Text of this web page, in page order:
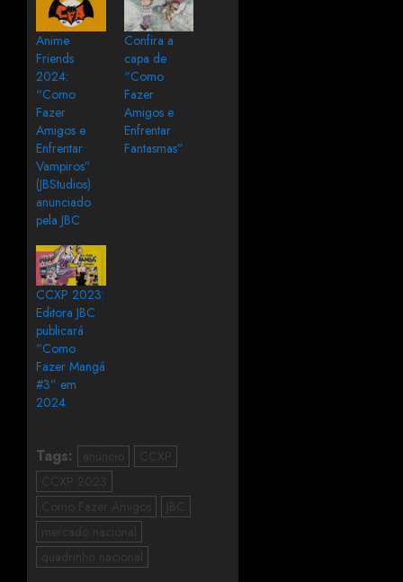
Anime
Friends
2024:
“Como
Fazer
Amigos e
Enfrentar
Vampiros”
(JBStudios)
anunciado
pela JBC
Confira a
capa de
“Como
Fazer
Amigos e
Enfrentar
Fantasmas”
CCXP 2023:
Editora JBC
publicará
“Como
Fazer Mangá
#3” em
2024
Tags: anúncio
CCXP
CCXP 2023
Como Fazer Amigos
JBC
mercado nacional
quadrinho nacional